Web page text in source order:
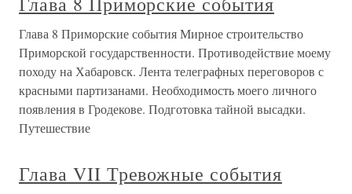
Глава 8 Приморские события Мирное строительство
Приморской государственности. Противодействие моему
походу на Хабаровск. Лента телеграфных переговоров с
красными партизанами. Необходимость моего личного
появления в Гродекове. Подготовка тайной высадки.
Путешествие
Глава VII Тревожные события